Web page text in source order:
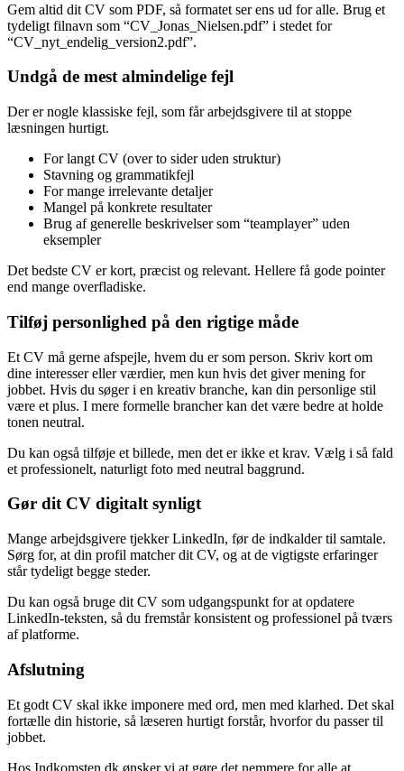
Gem altid dit CV som PDF, så formatet ser ens ud for alle. Brug et
tydeligt filnavn som “CV_Jonas_Nielsen.pdf” i stedet for
“CV_nyt_endelig_version2.pdf”.
Undgå de mest almindelige fejl
Der er nogle klassiske fejl, som får arbejdsgivere til at stoppe
læsningen hurtigt.
For langt CV (over to sider uden struktur)
Stavning og grammatikfejl
For mange irrelevante detaljer
Mangel på konkrete resultater
Brug af generelle beskrivelser som “teamplayer” uden
eksempler
Det bedste CV er kort, præcist og relevant. Hellere få gode pointer
end mange overfladiske.
Tilføj personlighed på den rigtige måde
Et CV må gerne afspejle, hvem du er som person. Skriv kort om
dine interesser eller værdier, men kun hvis det giver mening for
jobbet. Hvis du søger i en kreativ branche, kan din personlige stil
være et plus. I mere formelle brancher kan det være bedre at holde
tonen neutral.
Du kan også tilføje et billede, men det er ikke et krav. Vælg i så fald
et professionelt, naturligt foto med neutral baggrund.
Gør dit CV digitalt synligt
Mange arbejdsgivere tjekker LinkedIn, før de indkalder til samtale.
Sørg for, at din profil matcher dit CV, og at de vigtigste erfaringer
står tydeligt begge steder.
Du kan også bruge dit CV som udgangspunkt for at opdatere
LinkedIn-teksten, så du fremstår konsistent og professionel på tværs
af platforme.
Afslutning
Et godt CV skal ikke imponere med ord, men med klarhed. Det skal
fortælle din historie, så læseren hurtigt forstår, hvorfor du passer til
jobbet.
Hos Indkomsten.dk ønsker vi at gøre det nemmere for alle at